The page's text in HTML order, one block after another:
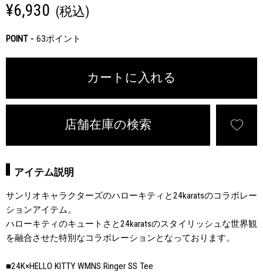
¥6,930 (税込)
POINT 63ポイント
カートに入れる
店舗在庫の検索
アイテム説明
サンリオキャラクターズのハローキティと24karatsのコラボレー
ションアイテム。
ハローキティのキュートさと24karatsのスタイリッシュな世界観
を融合させた特別なコラボレーションとなっております。
■24K×HELLO KITTY WMNS Ringer SS Tee